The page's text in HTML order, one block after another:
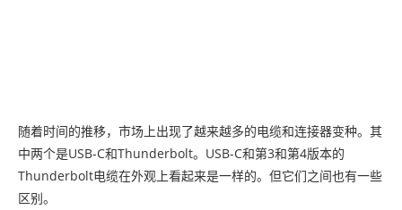
随着时间的推移，市场上出现了越来越多的电缆和连接器变种。其
中两个是USB-C和Thunderbolt。USB-C和第3和第4版本的
Thunderbolt电缆在外观上看起来是一样的。但它们之间也有一些
区别。